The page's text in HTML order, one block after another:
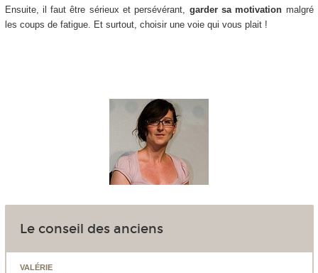
Ensuite, il faut être sérieux et persévérant, garder sa motivation malgré
les coups de fatigue. Et surtout, choisir une voie qui vous plait !
Le conseil des anciens
VALÉRIE